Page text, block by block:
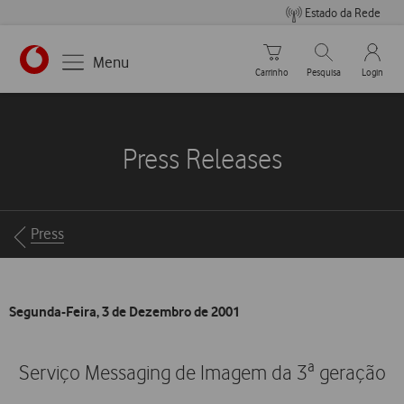
Estado da Rede
https://www.vodafone.pt
Menu
Carrinho de compras
Carrinho
Pesquisar
Pesquisa
My
Login
Press Releases
Breadcrumbs
Press
Segunda-Feira, 3 de Dezembro de 2001
Serviço Messaging de Imagem da 3ª geração